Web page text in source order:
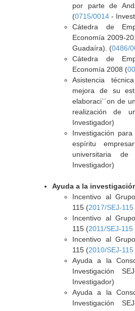
por parte de
(0715/0014-
Cátedra de
Economía 2009-
Guadaíra). (0486/
Cátedra de
Economía 2008 (
Asistencia
mejora de su
elaboraci`´on de
realización de
Investigador)
Investigación
espíritu
universitaria
Investigador)
Ayuda a la
Incentivo al
115 (2017/SEJ-115
Incentivo al
115 (2011/SEJ-115
Incentivo al
115 (2010/SEJ-115
Ayuda a la
Investigación
Investigador)
Ayuda a la
Investigación